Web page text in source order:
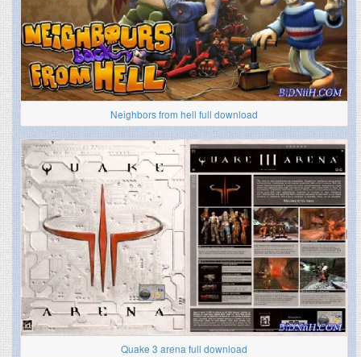
Neighbors from hell full download
Quake 3 arena full download